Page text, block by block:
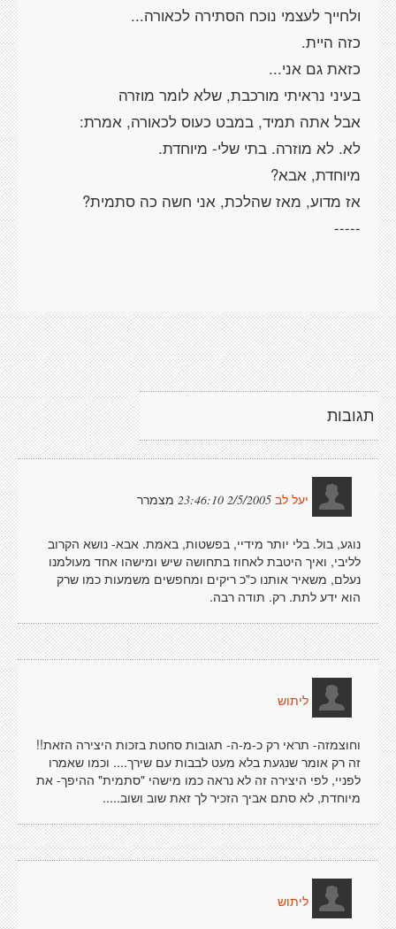
תגובות
יעל לב 2/5/2005 23:46:10 מצמרר
נוגע, בול. בלי יותר מידיי, בפשטות, באמת. אבא- נושא הקרוב
לליבי, ואיך היטבת לאחוז בתחושה שיש ומישהו אחד מעולמנו
נעלם, משאיר אותנו כ"כ ריקים ומחפשים משמעות כמו שרק
הוא ידע לתת. רק. תודה רבה.
ליתוש
וחוצמזה- תראי רק כ-מ-ה- תגובות סחטת בזכות היצירה הזאת!!
זה רק אומר שנגעת בלא מעט לבבות עם שירך.... וכמו שאמרו
לפניי, לפי היצירה זה לא נראה כמו מישהי "סתמית" ההיפך- את
מיוחדת, לא סתם אביך הזכיר לך זאת שוב ושוב.....
ליתוש